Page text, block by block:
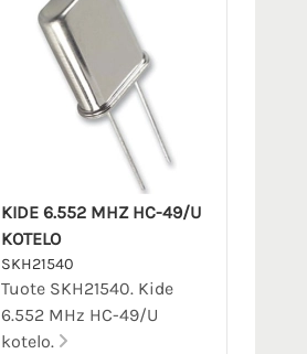
KIDE 6.552 MHZ HC-49/U
KOTELO
SKH21540
Tuote SKH21540. Kide
6.552 MHz HC-49/U
kotelo.